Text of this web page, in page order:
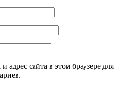
адрес сайта в этом браузере для